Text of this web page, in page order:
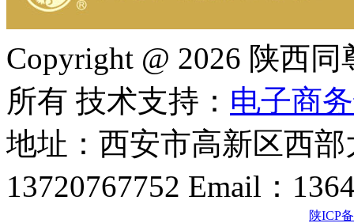
Copyright @ 2026 陕西
所有 技术支持： 电子商
地址：西安市高新区西
13720767752 Email：
陕ICP